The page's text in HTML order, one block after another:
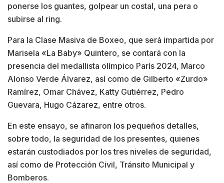
ponerse los guantes, golpear un costal, una pera o
subirse al ring.
Para la Clase Masiva de Boxeo, que será impartida por
Marisela «La Baby» Quintero, se contará con la
presencia del medallista olímpico París 2024, Marco
Alonso Verde Álvarez, así como de Gilberto «Zurdo»
Ramírez, Omar Chávez, Katty Gutiérrez, Pedro
Guevara, Hugo Cázarez, entre otros.
En este ensayo, se afinaron los pequeños detalles,
sobre todo, la seguridad de los presentes, quienes
estarán custodiados por los tres niveles de seguridad,
así como de Protección Civil, Tránsito Municipal y
Bomberos.